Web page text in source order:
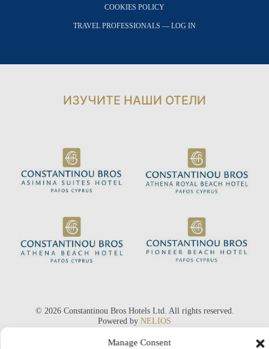
Manage Consent
COOKIES POLICY
TRAVEL PROFESSIONALS — LOG IN
ИЗУЧИТЕ НАШИ ОТЕЛИ
© 2026 Constantinou Bros Hotels Ltd. All rights reserved.
Powered by NELIOS